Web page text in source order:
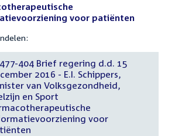
voor patiënten
404 Brief regering d.d. 15
2016 - E.I. Schippers,
van Volksgezondheid,
en Sport
voor